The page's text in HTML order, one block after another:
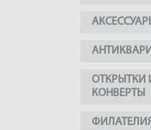
ОТКРЫТКИ
КОНВЕРТЫ